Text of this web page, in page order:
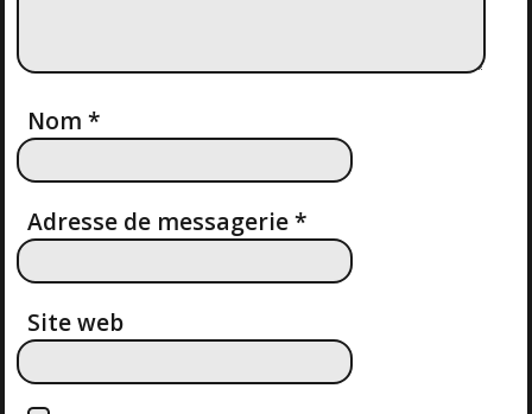
D
L
A
R
T
Nom*
Adresse de messagerie*
Site web